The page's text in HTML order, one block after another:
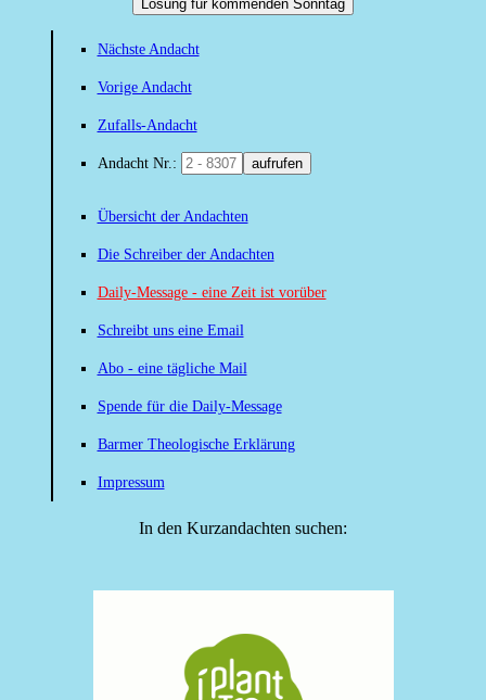
Losung für kommenden Sonntag
Nächste Andacht
Vorige Andacht
Zufalls-Andacht
Andacht Nr.: aufrufen
Übersicht der Andachten
Die Schreiber der Andachten
Daily-Message - eine Zeit ist vorüber
Schreibt uns eine Email
Abo - eine tägliche Mail
Spende für die Daily-Message
Barmer Theologische Erklärung
Impressum
In den Kurzandachten suchen: